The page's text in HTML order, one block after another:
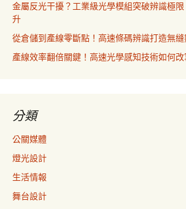
金屬反光干擾？工業級光學模組突破辨識極
升
從倉儲到產線零斷點！高速條碼辨識打造無
產線效率翻倍關鍵！高速光學感知技術如何
分類
公關媒體
燈光設計
生活情報
舞台設計